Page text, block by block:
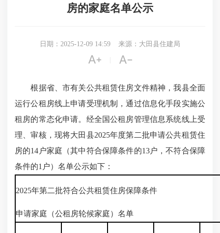
房的家庭名单公示
日期：2025-12-09 14:59 来源：大田县住建局
 
根据省、市有关公共租赁住房文件精神，我县全面
运行公租房线上申请受理机制，通过信息化手段实施公
租房的常态化申请。经全国公租房管理信息系统线上受
理、审核，现将大田县2025年度第二批申请公共租赁住
房的14户家庭（其中符合保障条件的13户，不符合保障
条件的1户）名单公示如下：
2025年第二批符合公共租赁住房保障条件
申请家庭（公租房轮候家庭）名单